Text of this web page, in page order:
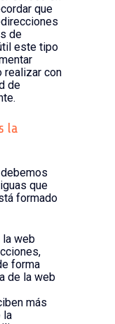
que
de
este tipo
realizar con
de
la
que
formado
la web
forma
de la web
más
la